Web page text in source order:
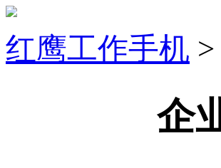
红鹰工作手机 >
企